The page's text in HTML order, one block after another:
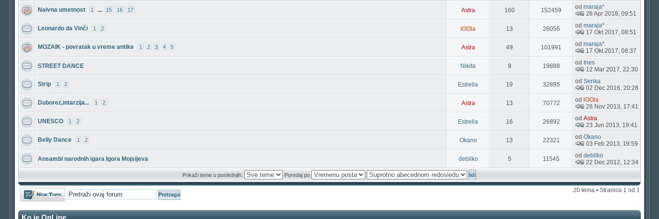
Naivna umetnost 1 ... 15 16 17 Astra 160 152459 od maraja*
26 Apr 2018, 09:51
Leonardo da Vinči 1 2 lOOla 13 26056 od maraja*
17 Okt 2017, 08:51
MOZAIK - povratak u vreme antike 1 2 3 4 5 Astra 49 101991 od maraja*
17 Okt 2017, 08:37
STREET DANCE Nikita 9 19888 od Ines
12 Mar 2017, 22:30
Strip 1 2 Estrella 19 32895 od Senka
02 Dec 2016, 20:28
Duborez,intarzija... 1 2 Astra 13 70772 od lOOla
26 Nov 2013, 17:41
UNESCO 1 2 Estrella 16 26892 od Astra
23 Jun 2013, 19:41
Belly Dance 1 2 Okano 13 22321 od Okano
03 Feb 2013, 19:59
Ansambl narodnih igara Igora Mojsijeva debilko 5 11545 od debilko
22 Dec 2012, 12:34
Prikaži teme u poslednjih: Poređaj po
Počni novu temu 20 tema • Stranica 1 od 1
Ko je OnLine